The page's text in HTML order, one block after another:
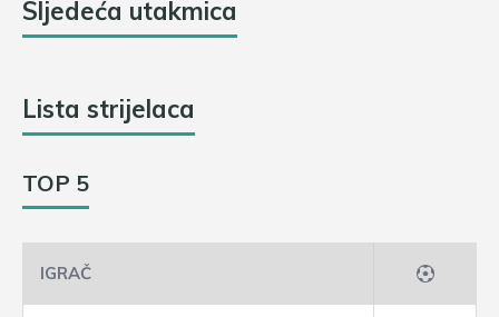
Sljedeća utakmica
Lista strijelaca
TOP 5
IGRAČ